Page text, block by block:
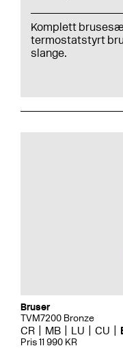
Komplett
termostatstyrt
slange.
Bruser
TVM7200 Bronze
CR MB LU CU
Pris 11 990 KR